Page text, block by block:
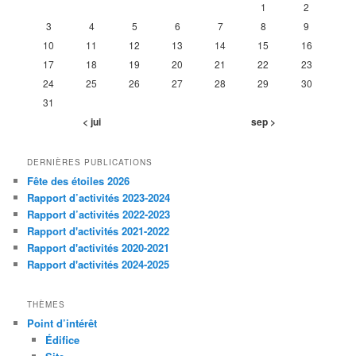
1
2
3
4 5 6 7 8
9
10
11 12 13 14 15
16
17
18 19 20 21 22
23
24
25 26 27 28 29
30
31
< jui sep >
DERNIÈRES PUBLICATIONS
Fête des étoiles 2026
Rapport d’activités 2023-2024
Rapport d’activités 2022-2023
Rapport d'activités 2021-2022
Rapport d'activités 2020-2021
Rapport d'activités 2024-2025
THÈMES
Point d’intérêt
Édifice